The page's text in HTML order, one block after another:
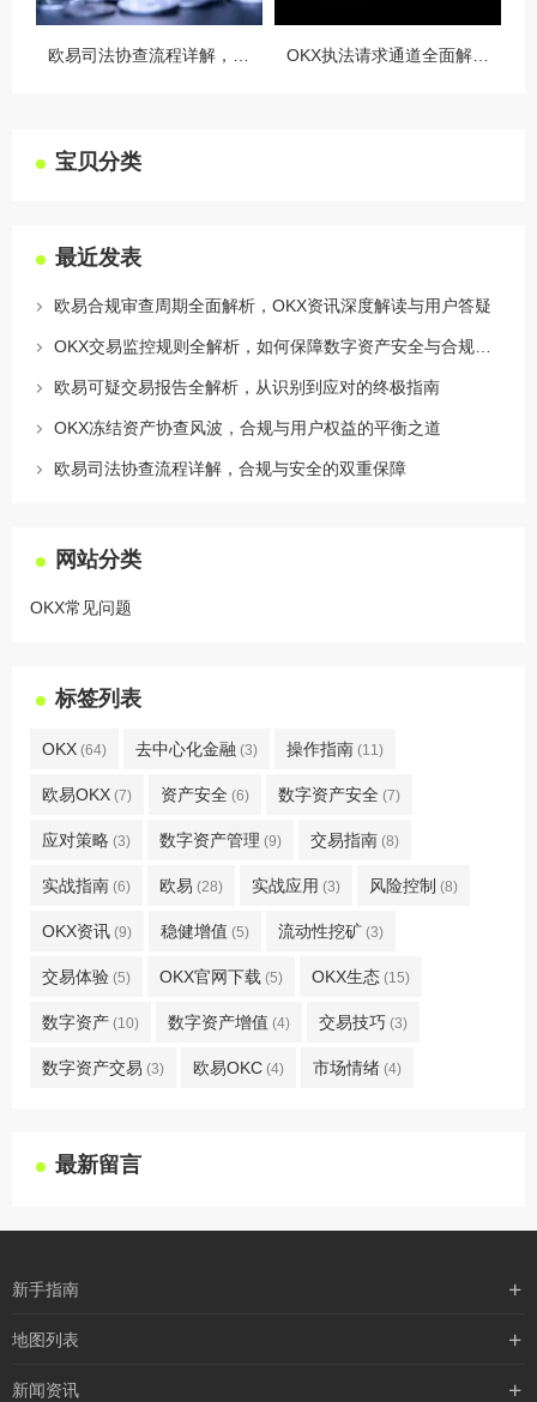
宝贝分类
最近发表
欧易合规审查周期全面解析，OKX资讯深度解读与用户答疑
欧易可疑交易报告全解析，从识别到应对的终极指南
OKX冻结资产协查风波，合规与用户权益的平衡之道
欧易司法协查流程详解，合规与安全的双重保障
网站分类
OKX常见问题
标签列表
OKX (64) 去中心化金融 (3) 操作指南 (11)
欧易OKX (7) 资产安全 (6) 数字资产安全 (7)
应对策略 (3) 数字资产管理 (9) 交易指南 (8)
实战指南 (6) 欧易 (28) 实战应用 (3) 风险控制 (8)
OKX资讯 (9) 稳健增值 (5) 流动性挖矿 (3)
交易体验 (5) OKX官网下载 (5) OKX生态 (15)
数字资产 (10) 数字资产增值 (4) 交易技巧 (3)
数字资产交易 (3) 欧易OKC (4) 市场情绪 (4)
最新留言
新手指南
购买流程
地图列表
最新文章
新闻资讯